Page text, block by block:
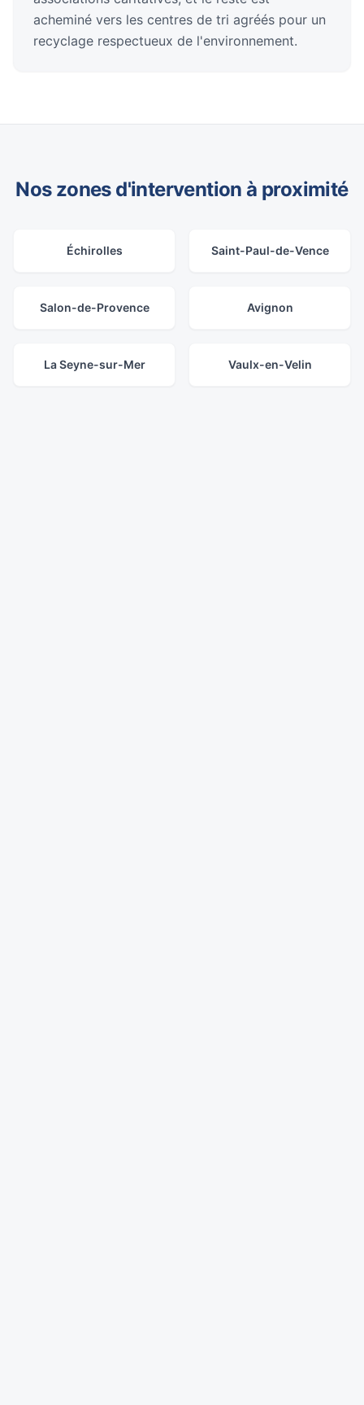
acheminé vers les centres de tri agréés pour un
recyclage respectueux de l'environnement.
Nos zones d'intervention à proximité
Échirolles Saint-Paul-de-Vence
Salon-de-Provence Avignon
La Seyne-sur-Mer Vaulx-en-Velin